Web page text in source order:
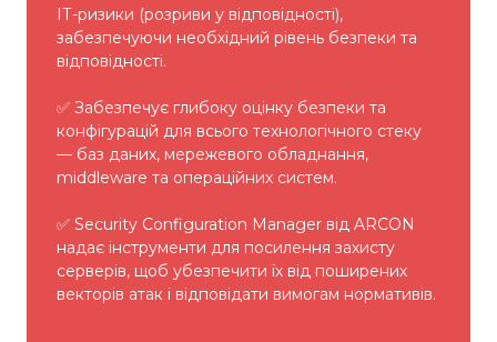
ІТ-ризики (розриви у відповідності),
забезпечуючи необхідний рівень безпеки та
відповідності.
✅ Забезпечує глибоку оцінку безпеки та
конфігурацій для всього технологічного стеку
— баз даних, мережевого обладнання,
middleware та операційних систем.
✅ Security Configuration Manager від ARCON
надає інструменти для посилення захисту
серверів, щоб убезпечити їх від поширених
векторів атак і відповідати вимогам нормативів.